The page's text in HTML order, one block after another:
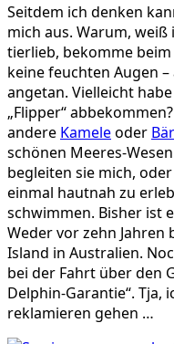
Seitdem ich denken
mich aus. Warum,
tierlieb, bekomme
keine feuchten Augen
angetan. Vielleicht
„Flipper“
andere Kameleoder
schönen Meeres-
begleiten sie mich,
einmal hautnah zu
schwimmen. Bisher ist
Weder vor zehn Jahren
Island in Australien.
bei der Fahrt über den
Delphin-Garantie“.
reklamieren gehen …